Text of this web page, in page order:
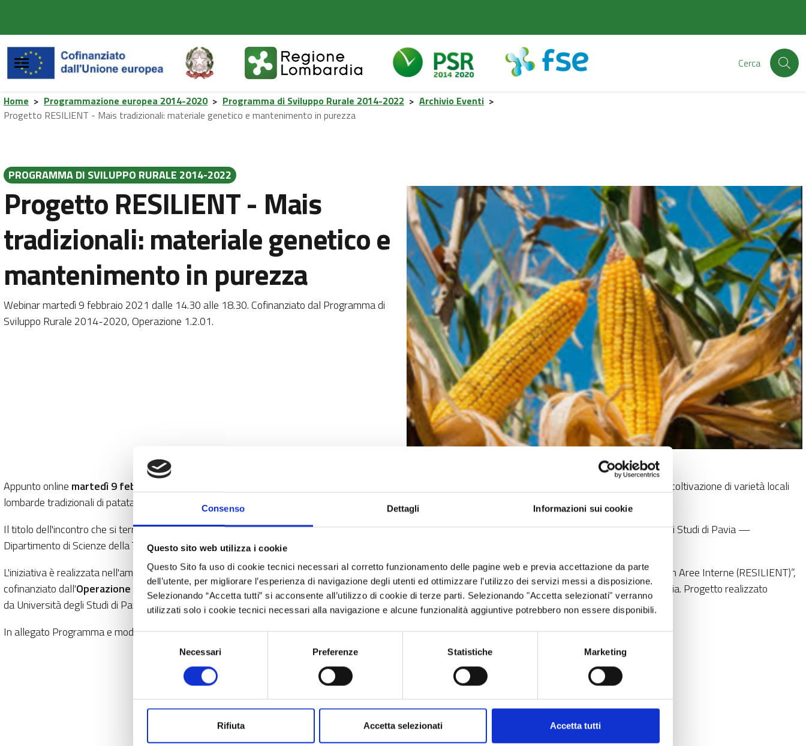
Consenso Dettagli Informazioni sui cookie
Questo sito web utilizza i cookie
Questo Sito fa uso di cookie tecnici necessari al corretto funzionamento delle pagine web e previa accettazione da parte
dell’utente, per migliorare l’esperienza di navigazione degli utenti ed ottimizzare l’utilizzo dei servizi messi a disposizione.
Selezionando “Accetta tutti” si acconsente all’utilizzo di cookie di terze parti. Selezionando "Accetta selezionati" verranno
utilizzati solo i cookie tecnici necessari alla navigazione e alcune funzionalità aggiuntive potrebbero non essere disponibili.
Selezione
Necessari Preferenze Statistiche Marketing
Rifiuta Accetta selezionati Accetta tutti
Cerca
Home > Programmazione europea 2014-2020 > Programma di Sviluppo Rurale 2014-2022 > Archivio Eventi >
Progetto RESILIENT - Mais tradizionali: materiale genetico e mantenimento in purezza
PROGRAMMA DI SVILUPPO RURALE 2014-2022
Progetto RESILIENT - Mais
tradizionali: materiale genetico e
mantenimento in purezza
Webinar martedì 9 febbraio 2021 dalle 14.30 alle 18.30. Cofinanziato dal Programma di
Sviluppo Rurale 2014-2020, Operazione 1.2.01.
Appunto online martedì 9 febbraio 2021
(dalle 14,30 alle 18,30) con il webinar relativo al progetto "Resilient” – Buone pratiche per la salvaguardia e la coltivazione di varietà locali
lombarde tradizionali di patata e mais in aree interne.
Il titolo dell'incontro che si terrà in modalità online è "Mais tradizionali: materiale genetico e mantenimento in purezza", ed è organizzato dall'Università degli Studi di Pavia —
Dipartimento di Scienze della Terra e dell’Ambiente.
L'iniziativa è realizzata nell'ambito del progetto “Buone pratiche per la salvaguardia e la coltivazione di varietà locali lombarde tradizionali di patata e mais in Aree Interne (RESILIENT)”,
cofinanziato dall'Operazione 1.2.01"Progetti dimostrativi e azioni di informazione" del Programma di Sviluppo Rurale 2014-2020 della Regione Lombardia. Progetto realizzato
da Università degli Studi di Pavia - Dipartimento di Scienze della Terra e dell’Ambiente.
In allegato Programma e modalità di partecipazione.